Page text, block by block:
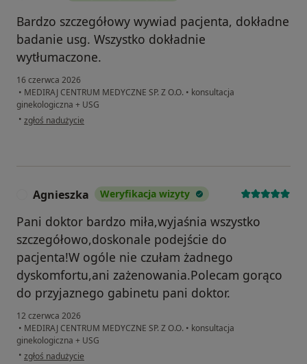
Bardzo szczegółowy wywiad pacjenta, dokładne
badanie usg. Wszystko dokładnie
wytłumaczone.
16 czerwca 2026
• MEDIRAJ CENTRUM MEDYCZNE SP. Z O.O. • konsultacja
ginekologiczna + USG
• w opinii użytkownika S. Sz.
zgłoś nadużycie
Agnieszka Weryfikacja wizyty
Pani doktor bardzo miła,wyjaśnia wszystko
szczegółowo,doskonale podejście do
pacjenta!W ogóle nie czułam żadnego
dyskomfortu,ani zażenowania.Polecam gorąco
do przyjaznego gabinetu pani doktor.
12 czerwca 2026
• MEDIRAJ CENTRUM MEDYCZNE SP. Z O.O. • konsultacja
ginekologiczna + USG
• w opinii użytkownika Agnieszka
zgłoś nadużycie